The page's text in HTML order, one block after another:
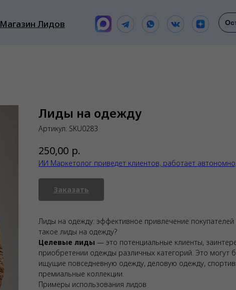
Магазин Лидов
Лиды на одежду
Артикул: SKU0283
250,00 р.
ИИ Маркетолог приведет клиентов, работает
Заказать
Лиды на одежду: эффективное привлечение покупателей
такое лиды на одежду?
Целевые лиды — это потенциальные клиенты,
приобретении одежды различных категорий. Это могут
ищущие повседневную одежду, деловую одежду,
премиальные коллекции.
Примеры использования лидов